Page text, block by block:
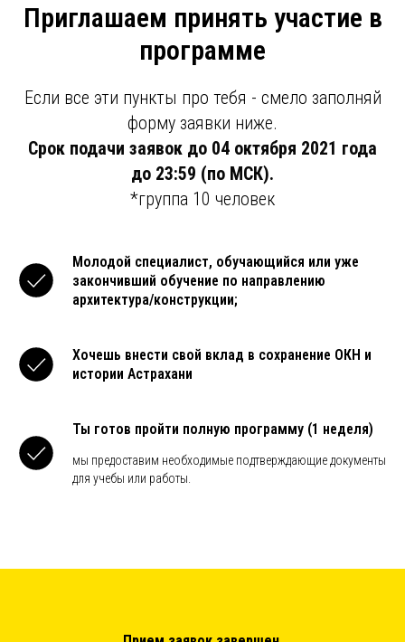
Приглашаем принять участие в
программе
Если все эти пункты про тебя - смело заполняй
форму заявки ниже.
Срок подачи заявок до 04 октября 2021 года
до 23:59 (по МСК).
*группа 10 человек
Молодой специалист, обучающийся или уже
закончивший обучение по направлению
архитектура/конструкции;
Хочешь внести свой вклад в сохранение ОКН и
истории Астрахани
Ты готов пройти полную программу (1 неделя)
мы предоставим необходимые подтверждающие документы
для учебы или работы.